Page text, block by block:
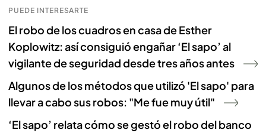
PUEDE INTERESARTE
El robo de los cuadros en casa de Esther
Koplowitz: así consiguió engañar ‘El sapo’ al
vigilante de seguridad desde tres años antes
Algunos de los métodos que utilizó 'El sapo' para
llevar a cabo sus robos: "Me fue muy útil"
‘El sapo’ relata cómo se gestó el robo del banco